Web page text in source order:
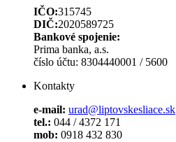
IČO:315745
DIČ:2020589725
Bankové spojenie:
Prima banka, a.s.
číslo účtu: 8304440001 / 5600
Kontakty
e-mail: urad@liptovskesliace.sk
tel.: 044 / 4372 171
mob: 0918 432 830